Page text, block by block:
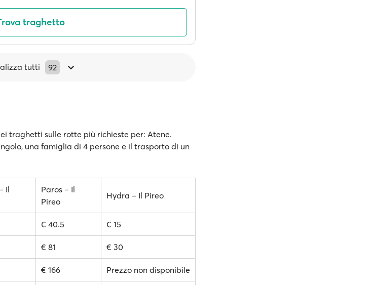
traghetto
tutti 92
traghetti sulle rotte più richieste per: Atene.
una famiglia di 4 persone e il trasporto di un
Il
Paros – Il
Pireo
Hydra – Il Pireo
€ 40.5 € 15
€ 81 € 30
€ 166 Prezzo non disponibile